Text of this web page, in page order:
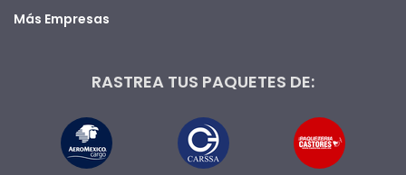
Más Empresas
RASTREA TUS PAQUETES DE: